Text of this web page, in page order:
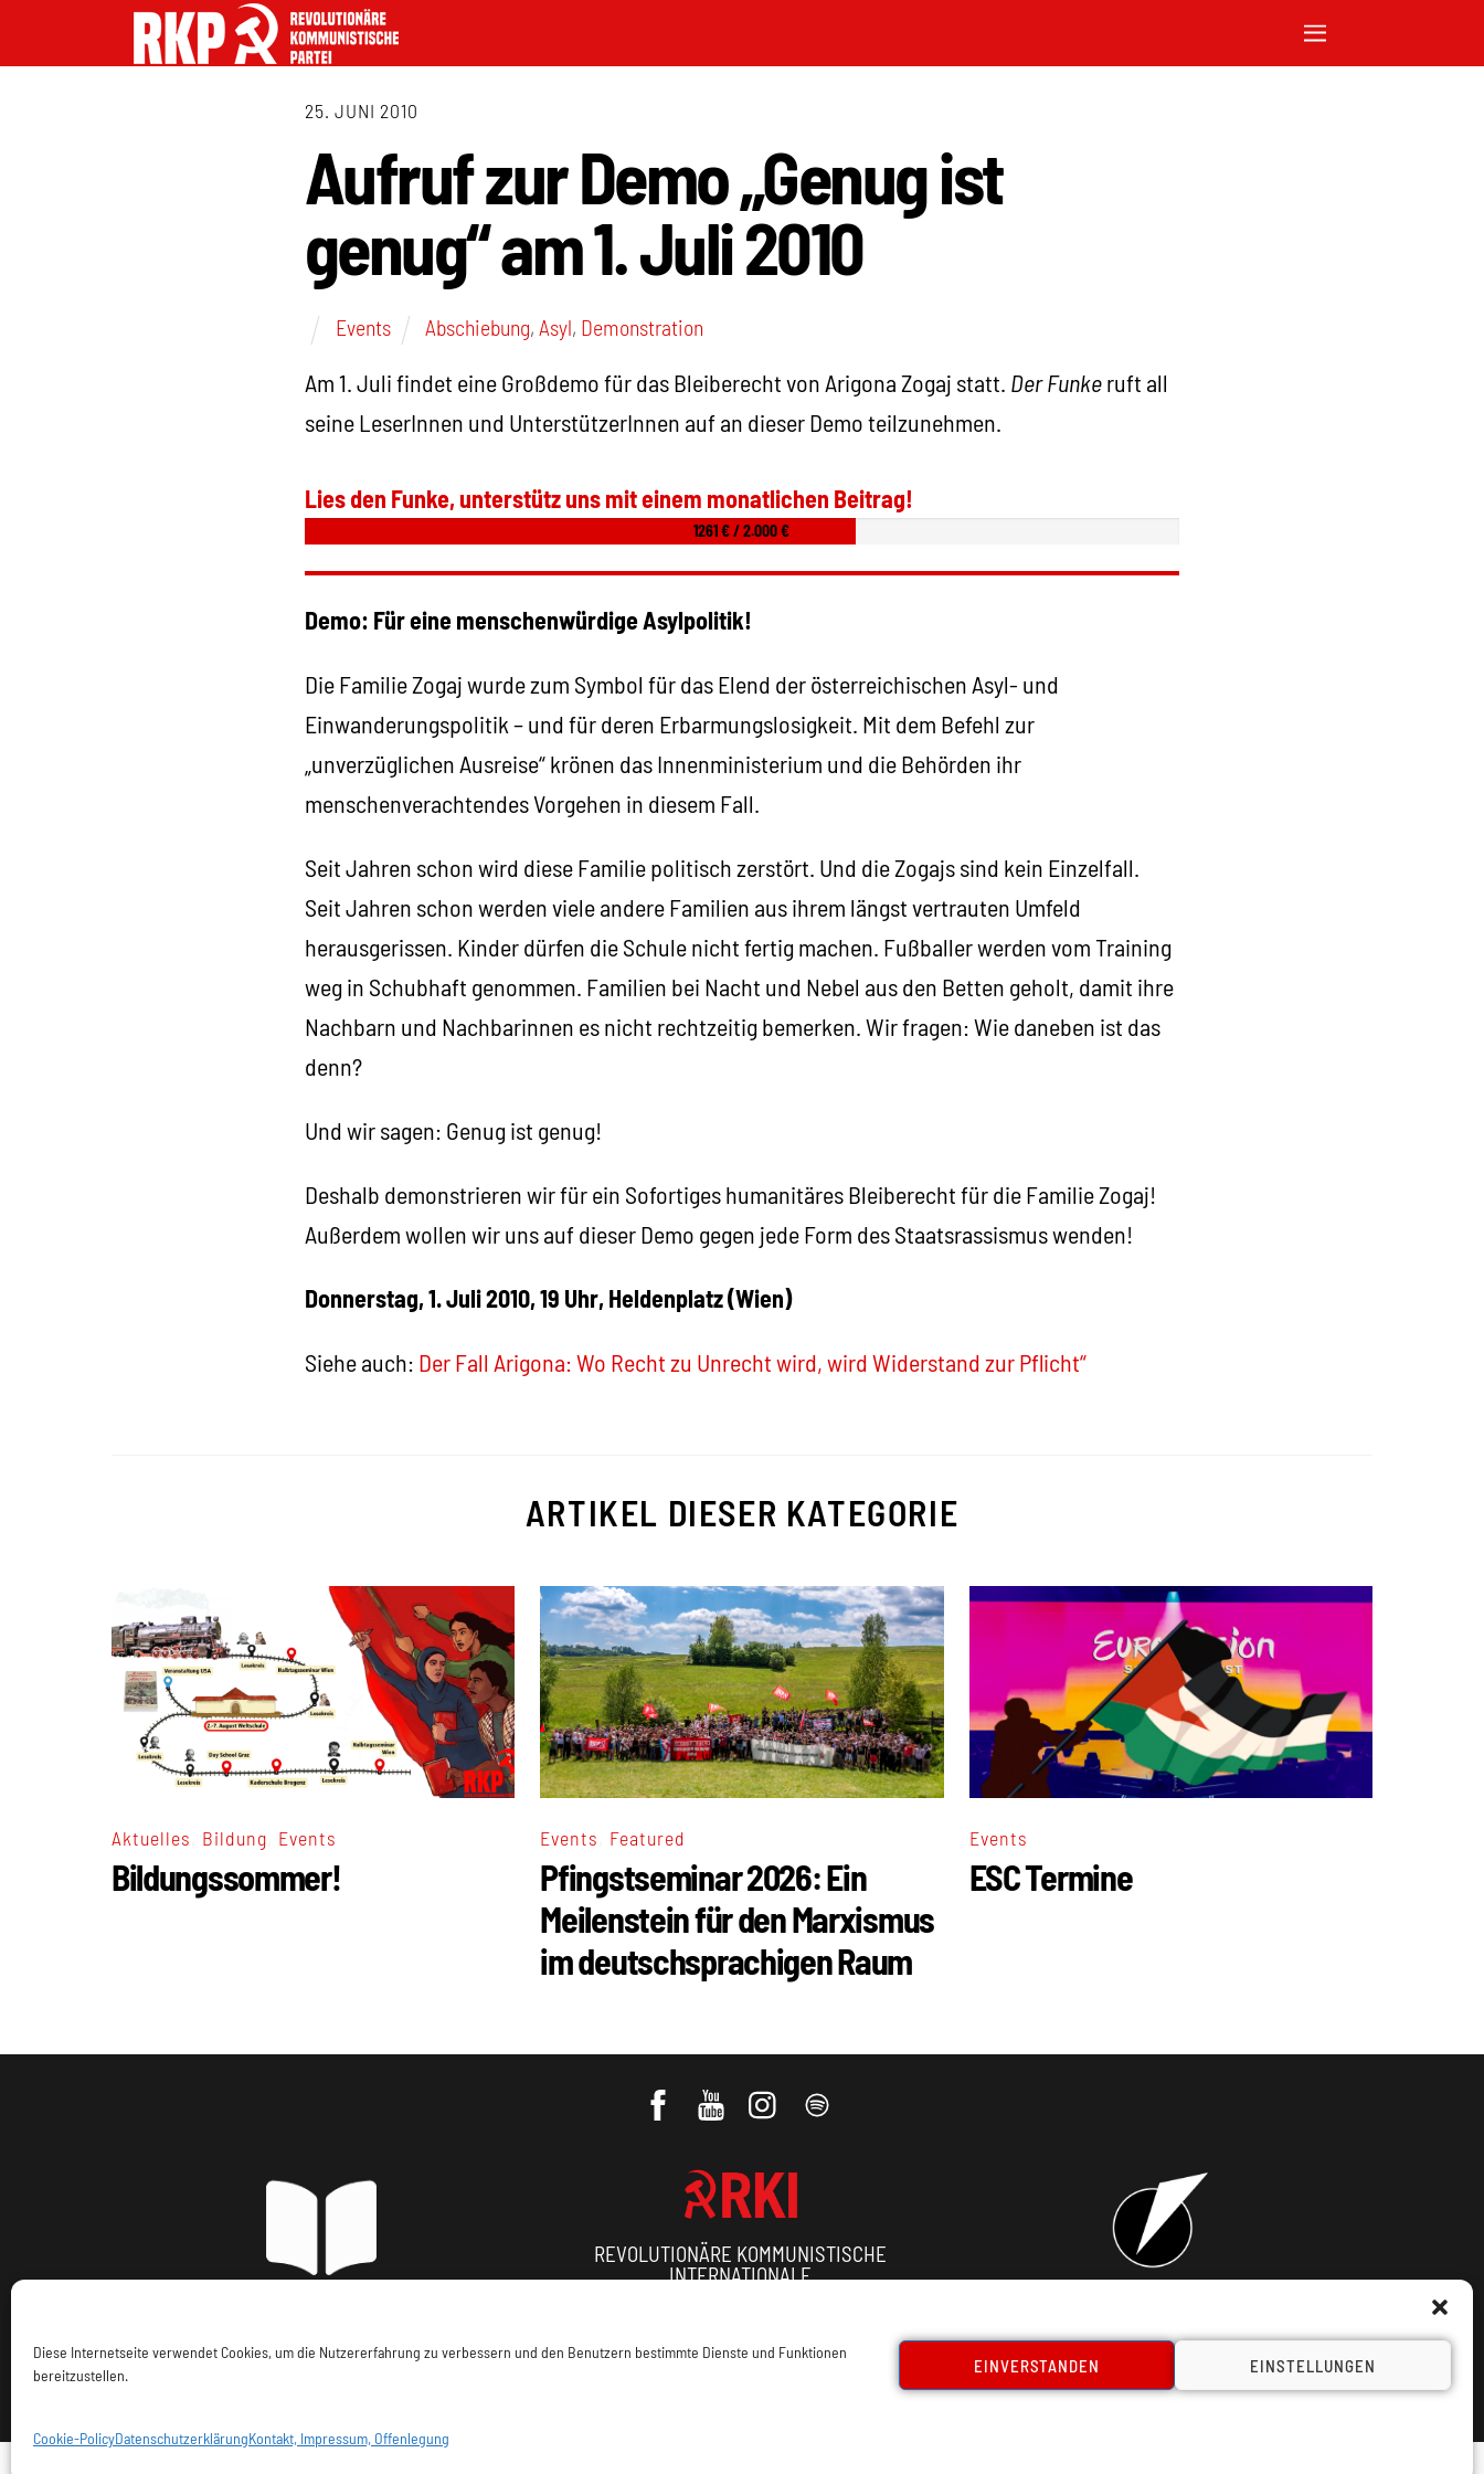
Diese Internetseite verwendet Cookies, um die Nutzererfahrung zu verbessern und den Benutzern bestimmte Dienste und Funktionen
bereitzustellen.
EINVERSTANDEN EINSTELLUNGEN
Cookie-PolicyDatenschutzerklärungKontakt, Impressum, Offenlegung
25. JUNI 2010
Aufruf zur Demo „Genug ist
genug“ am 1. Juli 2010
Events Abschiebung,Asyl, Demonstration
Am 1. Juli findet eine Großdemo für das Bleiberecht von Arigona Zogaj statt. Der Funkeruft all
seine LeserInnen und UnterstützerInnen auf an dieser Demo teilzunehmen.
Lies den Funke, unterstütz uns mit einem monatlichen Beitrag!
1261 € / 2.000 €
Demo: Für eine menschenwürdige Asylpolitik!
Die Familie Zogaj wurde zum Symbol für das Elend der österreichischen Asyl- und
Einwanderungspolitik – und für deren Erbarmungslosigkeit. Mit dem Befehl zur
„unverzüglichen Ausreise“ krönen das Innenministerium und die Behörden ihr
menschenverachtendes Vorgehen in diesem Fall.
Seit Jahren schon wird diese Familie politisch zerstört. Und die Zogajs sind kein Einzelfall.
Seit Jahren schon werden viele andere Familien aus ihrem längst vertrauten Umfeld
herausgerissen. Kinder dürfen die Schule nicht fertig machen. Fußballer werden vom Training
weg in Schubhaft genommen. Familien bei Nacht und Nebel aus den Betten geholt, damit ihre
Nachbarn und Nachbarinnen es nicht rechtzeitig bemerken. Wir fragen: Wie daneben ist das
denn?
Und wir sagen: Genug ist genug!
Deshalb demonstrieren wir für ein Sofortiges humanitäres Bleiberecht für die Familie Zogaj!
Außerdem wollen wir uns auf dieser Demo gegen jede Form des Staatsrassismus wenden!
Donnerstag, 1. Juli 2010, 19 Uhr, Heldenplatz (Wien)
Siehe auch: Der Fall Arigona: Wo Recht zu Unrecht wird, wird Widerstand zur Pflicht“
ARTIKEL DIESER KATEGORIE
Aktuelles Bildung Events
Bildungssommer!
Events Featured
Pfingstseminar 2026: Ein
Meilenstein für den Marxismus
im deutschsprachigen Raum
Events
ESC Termine
REVOLUTIONÄRE KOMMUNISTISCHE
INTERNATIONALE
Datenschutz Kontakt